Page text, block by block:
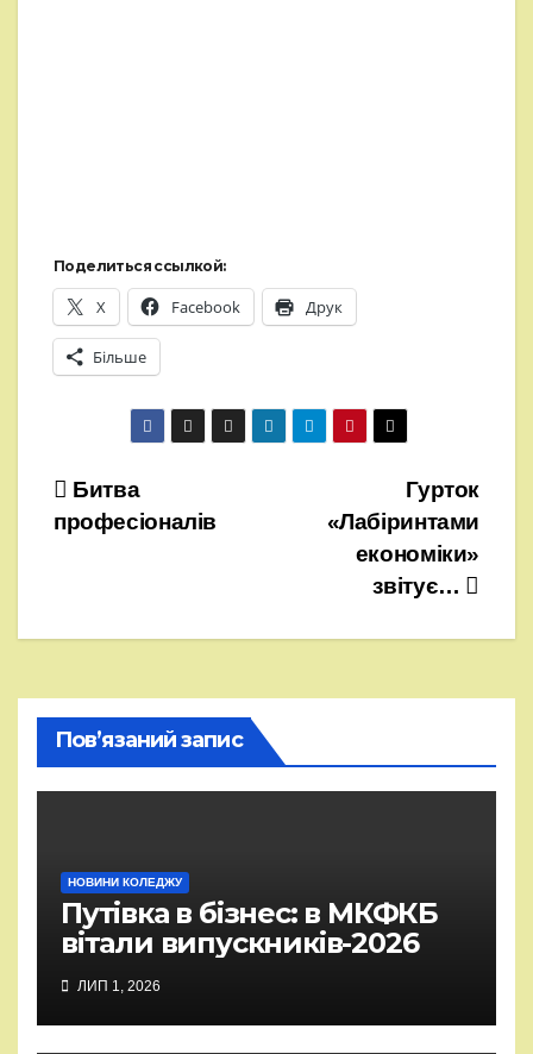
Поделиться ссылкой:
X Facebook Друк
Більше
Навігація
записів
Гурток
«Лабіринтами
економіки»
звітує…
Битва
професіоналів
Пов’язаний запис
НОВИНИ КОЛЕДЖУ
Путівка в бізнес: в МКФКБ
вітали випускників-2026
ЛИП 1, 2026